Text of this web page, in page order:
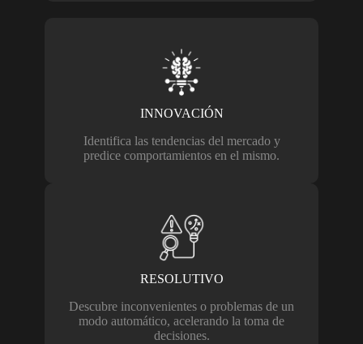
INNOVACIÓN
Identifica las tendencias del mercado y
predice comportamientos en el mismo.
RESOLUTIVO
Descubre inconvenientes o problemas de un
modo automático, acelerando la toma de
decisiones.